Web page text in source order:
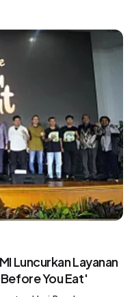
Luncurkan Layanan
You Eat'